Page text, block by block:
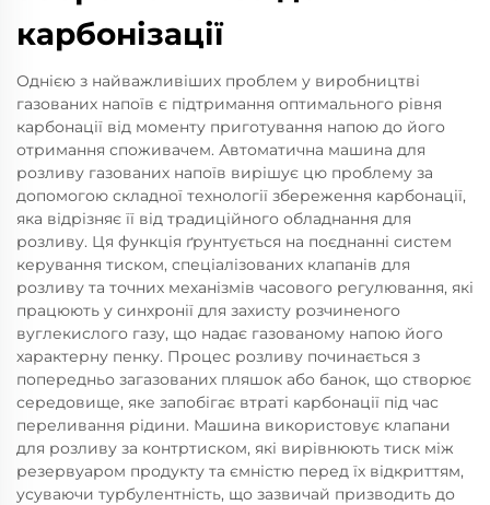
карбонізації
Однією з найважливіших проблем у виробництві
газованих напоїв є підтримання оптимального рівня
карбонації від моменту приготування напою до його
отримання споживачем. Автоматична машина для
розливу газованих напоїв вирішує цю проблему за
допомогою складної технології збереження карбонації,
яка відрізняє її від традиційного обладнання для
розливу. Ця функція ґрунтується на поєднанні систем
керування тиском, спеціалізованих клапанів для
розливу та точних механізмів часового регулювання, які
працюють у синхронії для захисту розчиненого
вуглекислого газу, що надає газованому напою його
характерну пенку. Процес розливу починається з
попередньо загазованих пляшок або банок, що створює
середовище, яке запобігає втраті карбонації під час
переливання рідини. Машина використовує клапани
для розливу за контртиском, які вирівнюють тиск між
резервуаром продукту та ємністю перед їх відкриттям,
усуваючи турбулентність, що зазвичай призводить до